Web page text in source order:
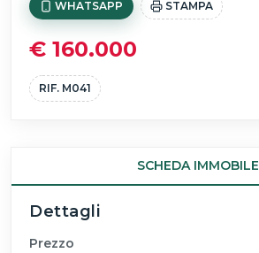
WHATSAPP STAMPA
€ 160.000
RIF. M041
SCHEDA IMMOBILE
Dettagli
Prezzo